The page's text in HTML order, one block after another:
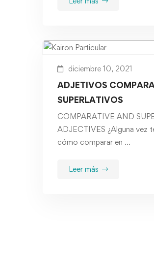
diciembre 10, 2021
ADJETIVOS
SUPERLATIVOS
COMPARATIVE AND
ADJECTIVES ¿Alguna vez
cómo comparar en …
Leer más